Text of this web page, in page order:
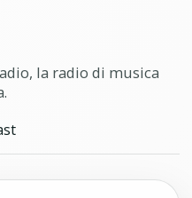
la radio di musica